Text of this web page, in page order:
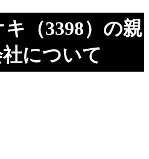
（3398）の親
について